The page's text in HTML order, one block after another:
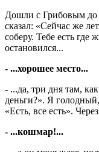
Дошли с Грибовым до
сказал: «Сейчас же
соберу. Тебе есть где
остановился...
- ...хорошее место...
- ...да, три дня там,
деньги?». Я
«Есть, все есть».
- ...кошмар!...